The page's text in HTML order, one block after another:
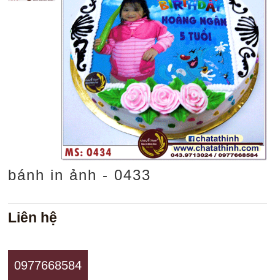
bánh in ảnh - 0433
Liên hệ
0977668584